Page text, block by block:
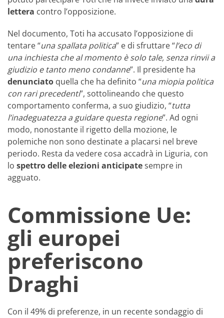
lettera contro l’opposizione.
Nel documento, Toti ha accusato l’opposizione di
tentare “una spallata politica” e di sfruttare “l’eco di
una inchiesta che al momento è solo tale, senza rinvii a
giudizio e tanto meno condanne”. Il presidente ha
denunciato quella che ha definito “una miopia politica
con rari precedenti”, sottolineando che questo
comportamento conferma, a suo giudizio, “tutta
l’inadeguatezza a guidare questa regione”. Ad ogni
modo, nonostante il rigetto della mozione, le
polemiche non sono destinate a placarsi nel breve
periodo. Resta da vedere cosa accadrà in Liguria, con
lo spettro delle elezioni anticipatesempre in
agguato.
Commissione Ue:
gli europei
preferiscono
Draghi
Con il 49% di preferenze, in un recente sondaggio di